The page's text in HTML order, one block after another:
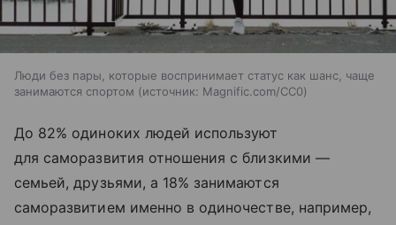
Люди без пары, которые воспринимает статус как шанс, чаще
занимаются спортом
источник: Magnific.com/CC0
До 82% одиноких людей используют
для саморазвития отношения с близкими —
семьей, друзьями, а 18% занимаются
саморазвитием именно в одиночестве, например,